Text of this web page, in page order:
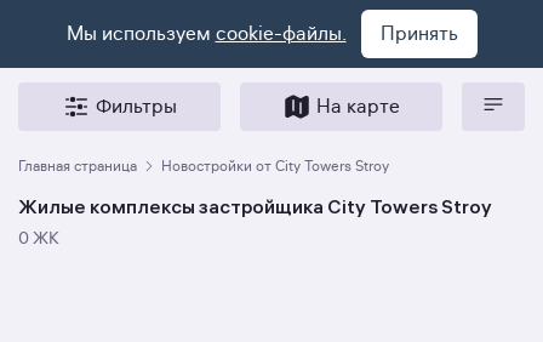
Мы используем cookie-файлы. Принять
Фильтры На карте
Главная страница Новостройки от City Towers Stroy
Жилые комплексы застройщика City Towers Stroy
0 ЖК